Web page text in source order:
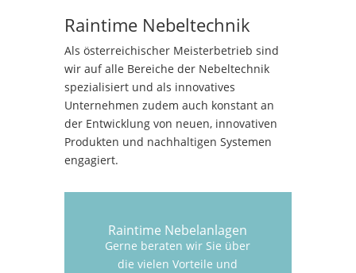
Raintime Nebeltechnik
Als österreichischer Meisterbetrieb sind
wir auf alle Bereiche der Nebeltechnik
spezialisiert und als innovatives
Unternehmen zudem auch konstant an
der Entwicklung von neuen, innovativen
Produkten und nachhaltigen Systemen
engagiert.
Raintime Nebelanlagen
Gerne beraten wir Sie über
die vielen Vorteile und